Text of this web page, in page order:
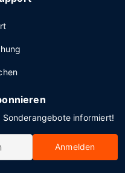
informiert!
Anmelden